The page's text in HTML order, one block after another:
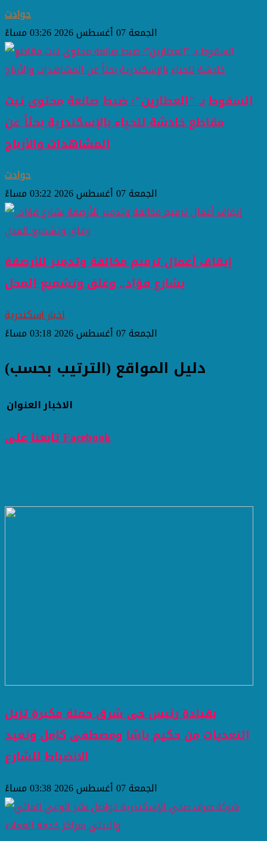
حوادث
الجمعة 07 أغسطس 2026 03:26 مساءً
السقوط بـ "العطارين": ضبط صانعة محتوى تبث
مقاطع خادشة للحياء بالإسكندرية بحثاً عن
المشاهدات والأرباح
حوادث
الجمعة 07 أغسطس 2026 03:22 مساءً
إيقاف أعمال ترميم مخالفة وتدمير للأرصفة
بشارع فؤاد.. وغلق وتشميع المحل
اخبار اسكندرية
الجمعة 07 أغسطس 2026 03:18 مساءً
دليل المواقع (الترتيب بحسب)
العنوانالاخبار
تابعنا على Facebook
بقيادة رئيس حى شرق حملة مكبرة تزيل
التعديات من حكيم باشا ومصطفى كامل وتعيد
الانضباط للشارع
الجمعة 07 أغسطس 2026 03:38 مساءً